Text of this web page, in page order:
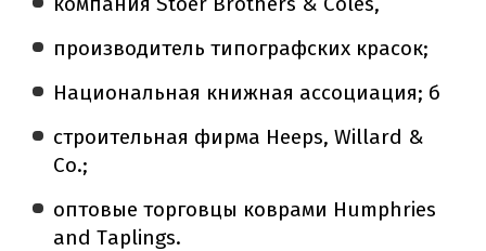
производитель типографских красок;
Национальная книжная ассоциация; б
строительная фирма Heeps, Willard &
Co.;
оптовые торговцы коврами Humphries
and Taplings.